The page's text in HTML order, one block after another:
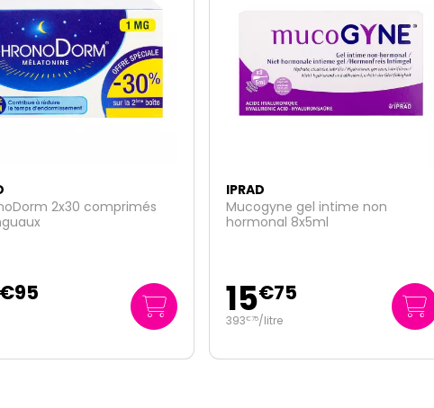
gel intime non
8x5ml
€75
IPRAD
MucoGyne ExceptionHyal acide
hyaluronique 28 gélules
16€95
0€61/unité